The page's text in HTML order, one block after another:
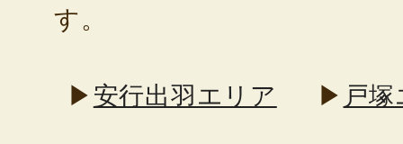
す。
▶ 安行出羽エリア ▶ 戸